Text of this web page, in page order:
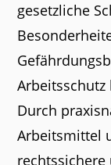
gesetzliche
Durch
Arbeitsmittel
rechtssichere